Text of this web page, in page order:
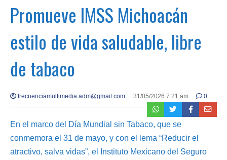
Promueve IMSS Michoacán
estilo de vida saludable, libre
de tabaco
frecuenciamultimedia.adm@gmail.com 31/05/2026 7:21 am 0
En el marco del Día Mundial sin Tabaco, que se
conmemora el 31 de mayo, y con el lema “Reducir el
atractivo, salva vidas”, el Instituto Mexicano del Seguro